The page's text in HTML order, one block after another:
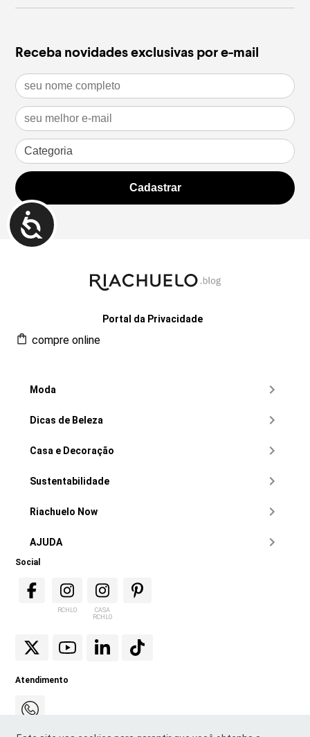
Receba novidades exclusivas por e-mail
Portal da Privacidade
compre online
Moda
Dicas de Beleza
Casa e Decoração
Sustentabilidade
Riachuelo Now
AJUDA
Social
RCHLO
CASA
RCHLO
Atendimento